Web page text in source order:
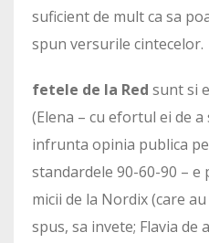
suficient de mult ca sa
spun versurile cintecelor.
fetele de la Red sunt si
(Elena – cu efortul ei de
infrunta opinia publica
standardele 90-60-90 – e
micii de la Nordix (care
spus, sa invete; Flavia de